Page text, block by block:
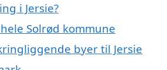
i Jersie?
Solrød kommune
byer til Jersie